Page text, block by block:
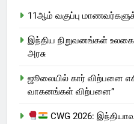
11ஆம் வகுப்பு
இந்திய நிறுவனங்கள்
அரசு
ஜூலையில் கார் விற்பனை
வாகனங்கள் விற்பனை”
CWG 2026: